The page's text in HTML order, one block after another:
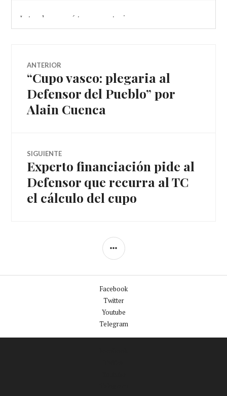
Navegador
de
artículos
ANTERIOR
Entrada
anterior:
“Cupo vasco: plegaria al
Defensor del Pueblo” por
Alain Cuenca
SIGUIENTE
Entrada
siguiente:
Experto financiación pide al
Defensor que recurra al TC
el cálculo del cupo
BARRA
Facebook
Twitter
Youtube
Telegram